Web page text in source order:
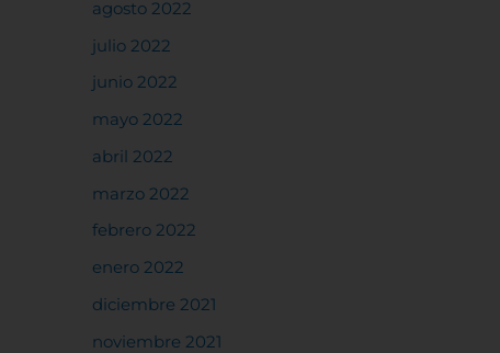
agosto 2022
julio 2022
junio 2022
mayo 2022
abril 2022
marzo 2022
febrero 2022
enero 2022
diciembre 2021
noviembre 2021